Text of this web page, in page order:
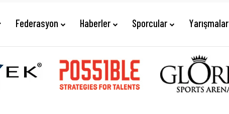
Federasyon Haberler Sporcular Yarışmalar